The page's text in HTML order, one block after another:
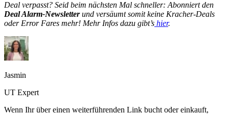
Deal verpasst? Seid beim nächsten Mal schneller: Abonniert den
Deal Alarm-Newsletterund versäumt somit keine Kracher-Deals
oder Error Fares mehr! Mehr Infos dazu gibt’s hier.
Jasmin
UT Expert
Wenn Ihr über einen weiterführenden Link bucht oder einkauft,